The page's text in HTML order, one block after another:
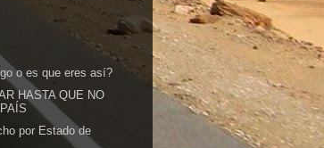
o es que eres así?
HASTA QUE NO
por Estado de